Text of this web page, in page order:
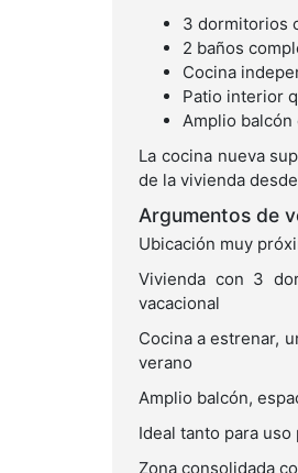
3 dormitorios
2 baños
Cocina
Patio interior
Amplio
La cocina nueva
de la vivienda
Argumentos de
Ubicación muy
Vivienda con 3
vacacional
Cocina a estrenar,
verano
Amplio balcón,
Ideal tanto para
Zona consolidada